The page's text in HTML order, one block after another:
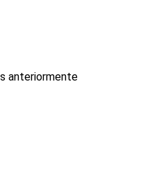
anteriormente